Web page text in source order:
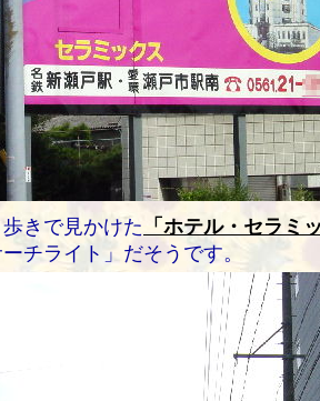
歩きで見かけた 「ホテル・セラミ
チライト」だそうです。